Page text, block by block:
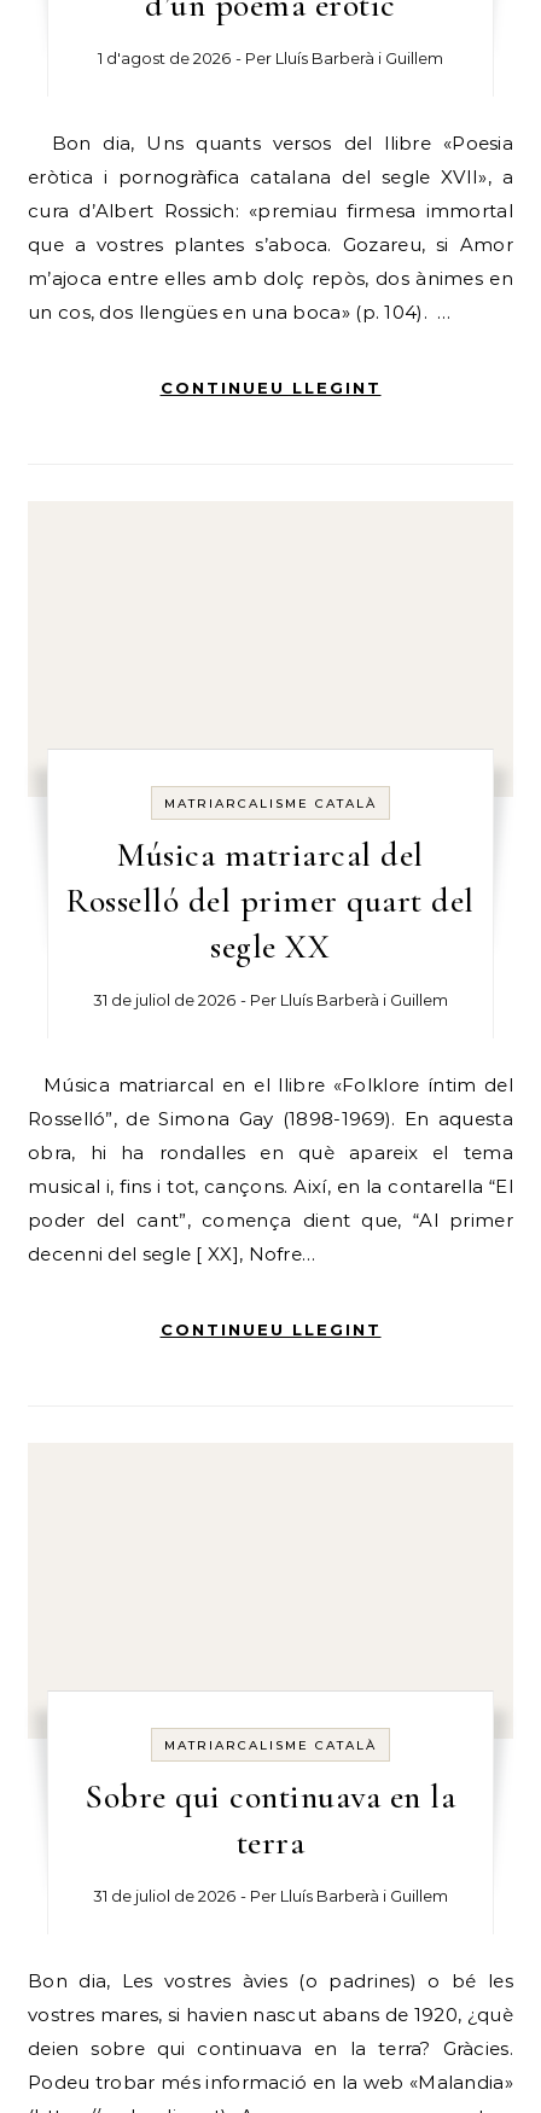
1 d'agost de 2026 - Per Lluís Barberà i Guillem
Bon dia, Uns quants versos del llibre «Poesia
eròtica i pornogràfica catalana del segle XVII», a
cura d’Albert Rossich: «premiau firmesa immortal
que a vostres plantes s’aboca. Gozareu, si Amor
m’ajoca entre elles amb dolç repòs, dos ànimes en
un cos, dos llengües en una boca» (p. 104). …
CONTINUEU LLEGINT
MATRIARCALISME CATALÀ
Música matriarcal del
Rosselló del primer quart del
segle XX
31 de juliol de 2026 - Per Lluís Barberà i Guillem
Música matriarcal en el llibre «Folklore íntim del
Rosselló”, de Simona Gay (1898-1969). En aquesta
obra, hi ha rondalles en què apareix el tema
musical i, fins i tot, cançons. Així, en la contarella “El
poder del cant”, comença dient que, “Al primer
decenni del segle [ XX], Nofre…
CONTINUEU LLEGINT
MATRIARCALISME CATALÀ
Sobre qui continuava en la
terra
31 de juliol de 2026 - Per Lluís Barberà i Guillem
Bon dia, Les vostres àvies (o padrines) o bé les
vostres mares, si havien nascut abans de 1920, ¿què
deien sobre qui continuava en la terra? Gràcies.
Podeu trobar més informació en la web «Malandia»